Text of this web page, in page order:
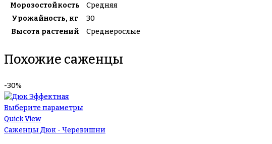
Морозостойкость
Средняя
Урожайность, кг
30
Высота растений
Среднерослые
Похожие саженцы
-30%
Выберите параметры
Quick View
Саженцы Дюк - Черевишни